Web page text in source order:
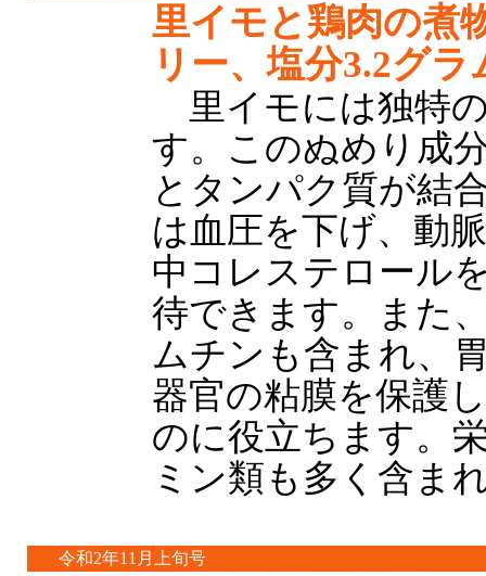
里イモと鶏肉の煮
リー、塩分3.2グラ
里イモには独特
す。このぬめり成
とタンパク質が結
は血圧を下げ、動
中コレステロール
待できます。また
ムチンも含まれ、
器官の粘膜を保護
のに役立ちます。
ミン類も多く含ま
令和2年11月上旬号